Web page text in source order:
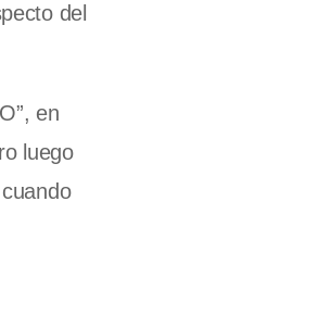
del
en
luego